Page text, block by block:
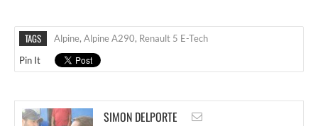
TAGS Alpine, Alpine A290, Renault 5 E-Tech
Pin It
SIMON DELPORTE